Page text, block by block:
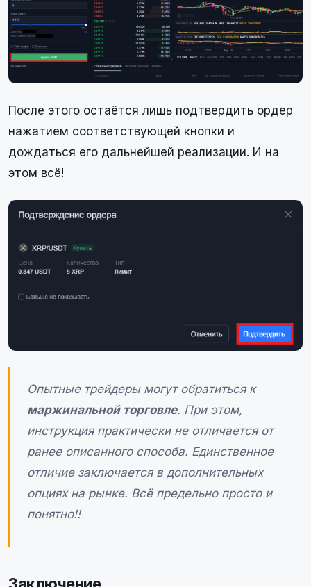
После этого остаётся лишь подтвердить ордер
нажатием соответствующей кнопки и
дождаться его дальнейшей реализации. И на
этом всё!
Опытные трейдеры могут обратиться к
маржинальной торговле. При этом,
инструкция практически не отличается от
ранее описанного способа. Единственное
отличие заключается в дополнительных
опциях на рынке. Всё предельно просто и
понятно!!